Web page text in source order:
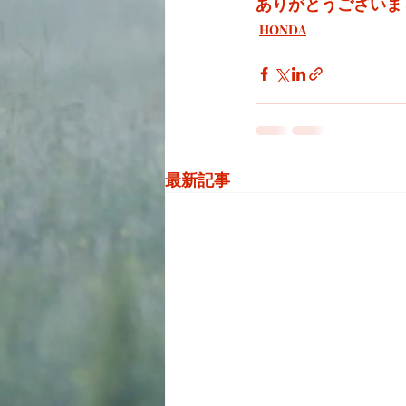
HONDA
最新記事